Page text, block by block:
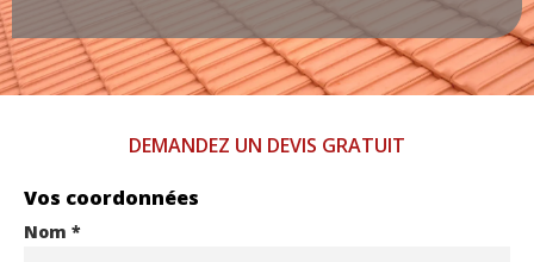
DEMANDEZ UN DEVIS GRATUIT
Vos coordonnées
Nom *